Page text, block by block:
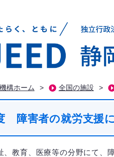
機構ホーム > 全国の施設 >
障害者の就労支援
、教育、医療等の分野にて、